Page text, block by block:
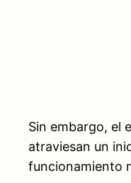
Sin embargo, el
atraviesan un
funcionamiento